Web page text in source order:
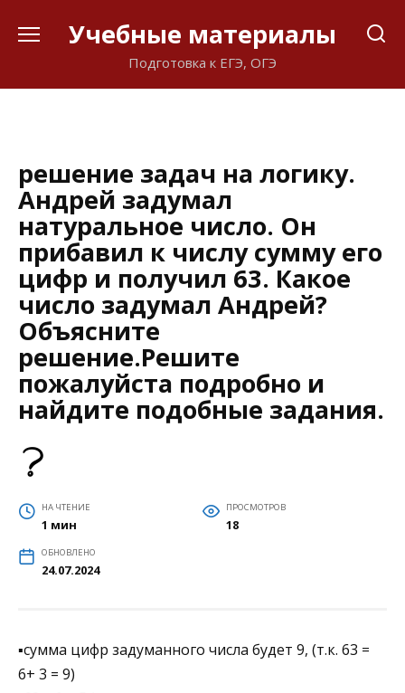
Учебные материалы
Подготовка к ЕГЭ, ОГЭ
решение задач на логику.
Андрей задумал
натуральное число. Он
прибавил к числу сумму его
цифр и получил 63. Какое
число задумал Андрей?
Объясните
решение.Решите
пожалуйста подробно и
найдите подобные задания.
НА ЧТЕНИЕ
1 мин
ПРОСМОТРОВ
18
ОБНОВЛЕНО
24.07.2024
▪сумма цифр задуманного числа будет 9, (т.к. 63 =
6+ 3 = 9)